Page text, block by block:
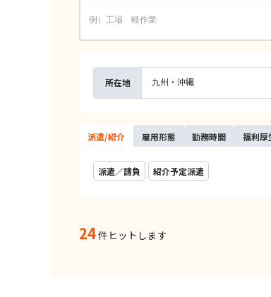
所在地 九州・沖縄
派遣/紹介 雇用形態 勤務時間 福利厚
派遣／請負 紹介予定派遣
24件ヒットします